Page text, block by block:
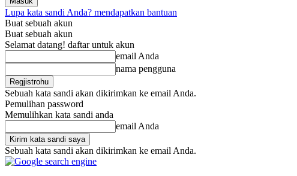
Lupa kata sandi Anda? mendapatkan bantuan
Buat sebuah akun
Buat sebuah akun
Selamat datang! daftar untuk akun
email Anda
nama pengguna
Sebuah kata sandi akan dikirimkan ke email Anda.
Pemulihan password
Memulihkan kata sandi anda
email Anda
Sebuah kata sandi akan dikirimkan ke email Anda.